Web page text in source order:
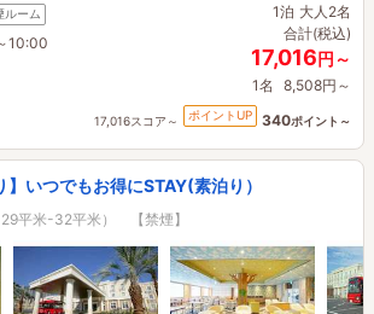
ルーム
10:00
1泊 大人2名
合計(税込)
17,016円～
1名 8,508円～
17,016スコア～ ポイントUP 340ポイント～
】いつでもお得にSTAY(素泊り）
平米-32平米） 【禁煙】